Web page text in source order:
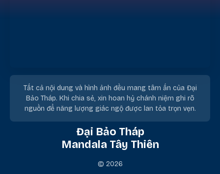
Tất cả nội dung và hình ảnh đều mang tâm ấn của Đại
Bảo Tháp. Khi chia sẻ, xin hoan hỷ chánh niệm ghi rõ
nguồn để năng lượng giác ngộ được lan tỏa trọn vẹn.
Đại Bảo Tháp
Mandala Tây Thiên
© 2026